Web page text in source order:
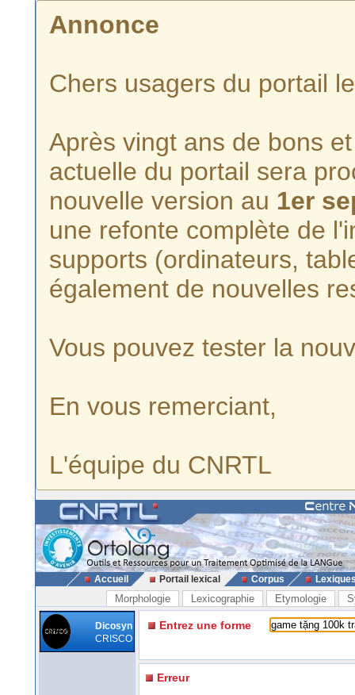
Annonce
Chers usagers du portail
Après vingt ans de bons
actuelle du portail sera
nouvelle version au 1er
une refonte complète de
supports (ordinateurs,
également de nouvelles
Vous pouvez tester la
En vous remerciant,
L'équipe du CNRTL
Accueil Portail lexical Corpus
Morphologie Lexicographie Etymologie
Dicosyn
CRISCO
Entrez une forme
Erreur